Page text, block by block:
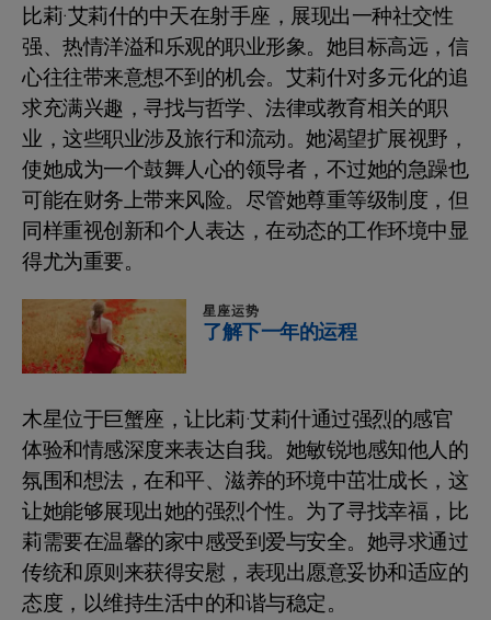
比莉·艾莉什的中天在射手座，展现出一种社交性
强、热情洋溢和乐观的职业形象。她目标高远，信
心往往带来意想不到的机会。艾莉什对多元化的追
求充满兴趣，寻找与哲学、法律或教育相关的职
业，这些职业涉及旅行和流动。她渴望扩展视野，
使她成为一个鼓舞人心的领导者，不过她的急躁也
可能在财务上带来风险。尽管她尊重等级制度，但
同样重视创新和个人表达，在动态的工作环境中显
得尤为重要。
星座运势
了解下一年的运程
木星位于巨蟹座，让比莉·艾莉什通过强烈的感官
体验和情感深度来表达自我。她敏锐地感知他人的
氛围和想法，在和平、滋养的环境中茁壮成长，这
让她能够展现出她的强烈个性。为了寻找幸福，比
莉需要在温馨的家中感受到爱与安全。她寻求通过
传统和原则来获得安慰，表现出愿意妥协和适应的
态度，以维持生活中的和谐与稳定。